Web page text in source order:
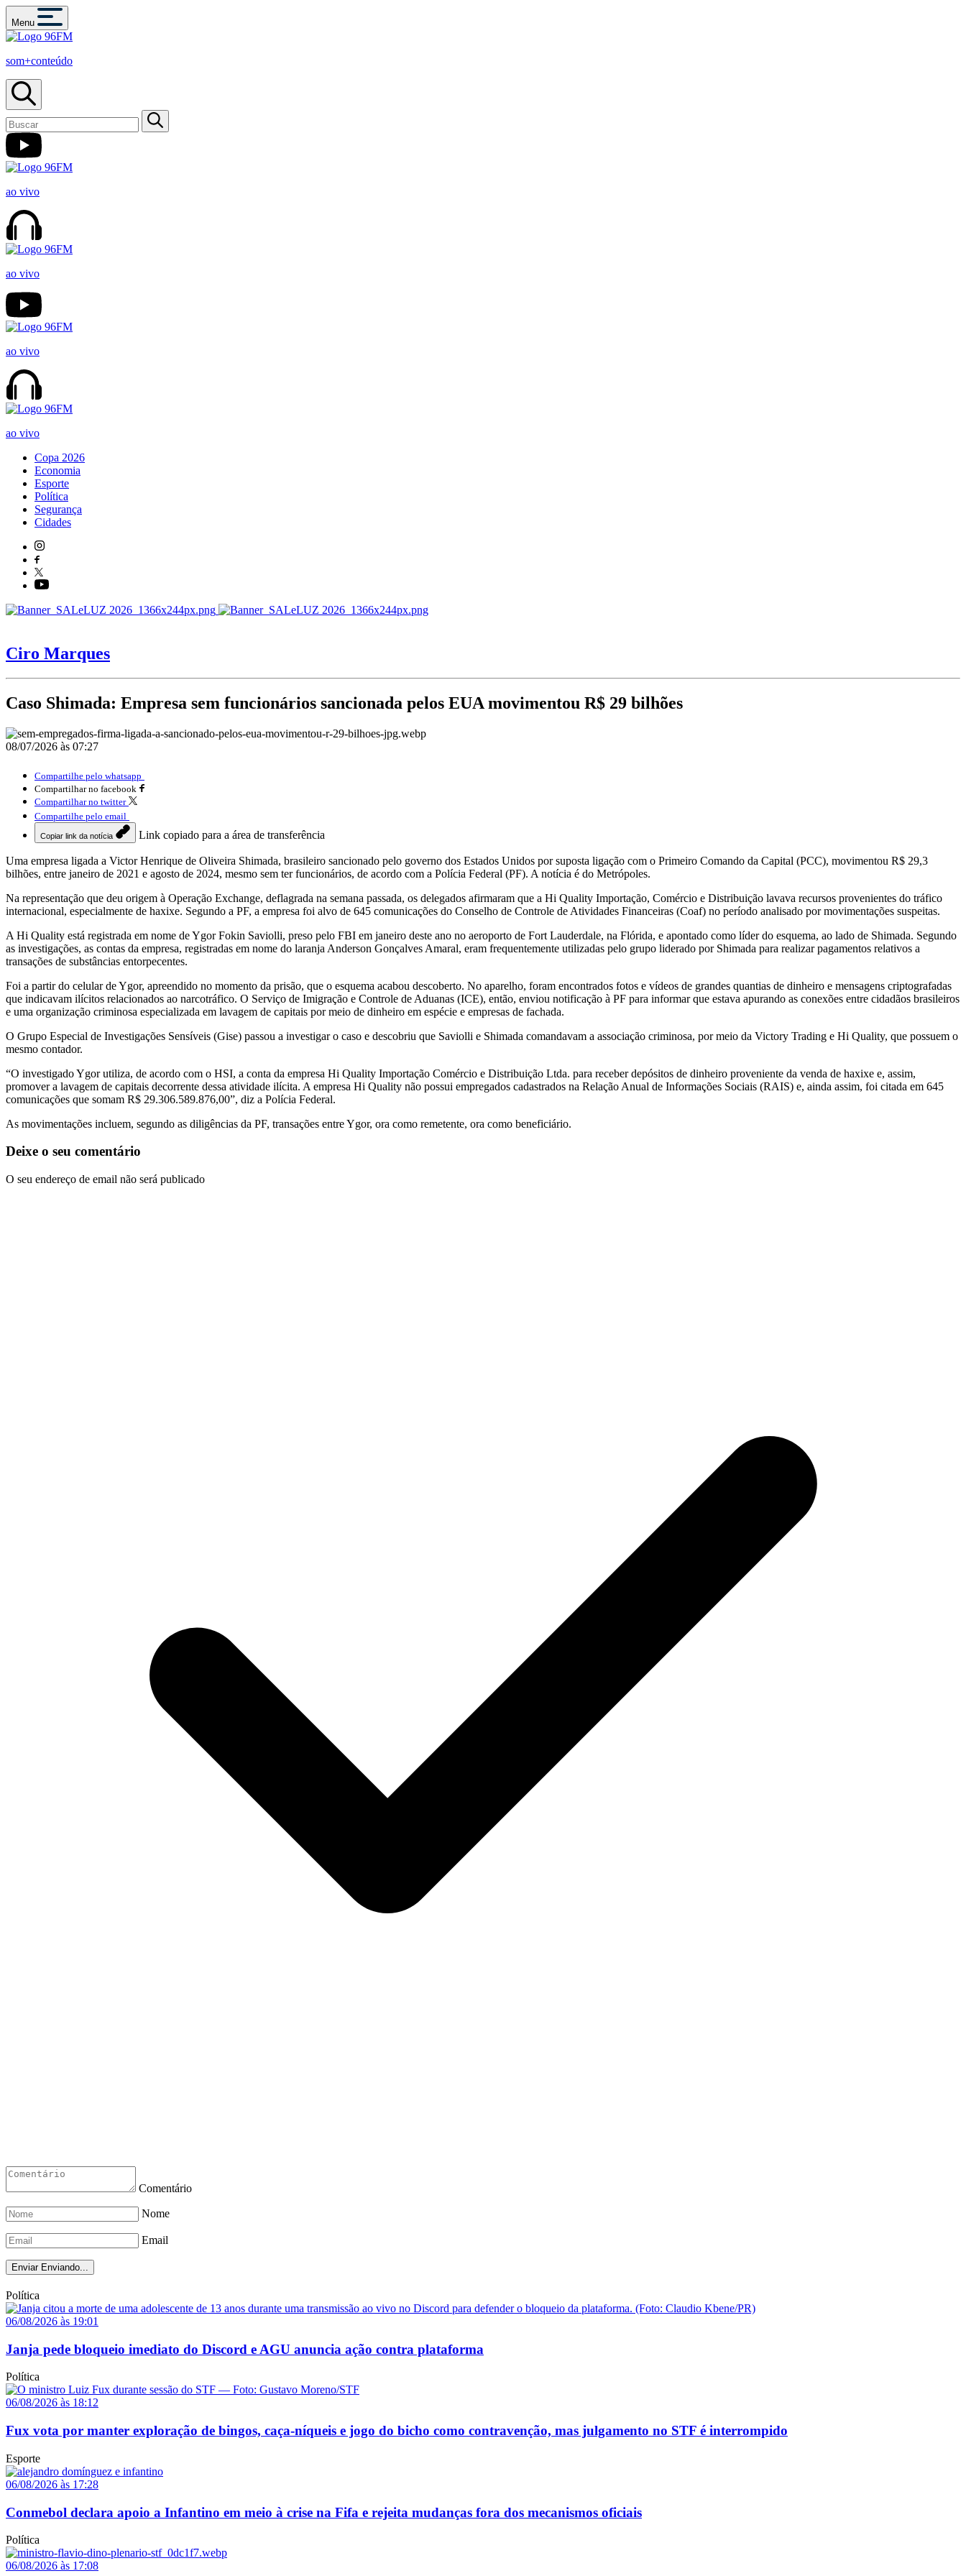
Menu
som+conteúdo
ao vivo
ao vivo
ao vivo
ao vivo
Copa 2026
Economia
Esporte
Política
Segurança
Cidades
Ciro Marques
Caso Shimada: Empresa sem funcionários sancionada pelos EUA movimentou R$ 29 bilhões
08/07/2026 às 07:27
Compartilhe pelo whatsapp
Compartilhar no facebook
Compartilhar no twitter
Compartilhe pelo email
Copiar link da notícia Link copiado para a área de transferência
Uma empresa ligada a Victor Henrique de Oliveira Shimada, brasileiro sancionado pelo governo dos Estados Unidos por suposta ligação com o Primeiro Comando da Capital (PCC), movimentou R$ 29,3
bilhões, entre janeiro de 2021 e agosto de 2024, mesmo sem ter funcionários, de acordo com a Polícia Federal (PF). A notícia é do Metrópoles.
Na representação que deu origem à Operação Exchange, deflagrada na semana passada, os delegados afirmaram que a Hi Quality Importação, Comércio e Distribuição lavava recursos provenientes do tráfico
internacional, especialmente de haxixe. Segundo a PF, a empresa foi alvo de 645 comunicações do Conselho de Controle de Atividades Financeiras (Coaf) no período analisado por movimentações suspeitas.
A Hi Quality está registrada em nome de Ygor Fokin Saviolli, preso pelo FBI em janeiro deste ano no aeroporto de Fort Lauderdale, na Flórida, e apontado como líder do esquema, ao lado de Shimada. Segundo
as investigações, as contas da empresa, registradas em nome do laranja Anderson Gonçalves Amaral, eram frequentemente utilizadas pelo grupo liderado por Shimada para realizar pagamentos relativos a
transações de substâncias entorpecentes.
Foi a partir do celular de Ygor, apreendido no momento da prisão, que o esquema acabou descoberto. No aparelho, foram encontrados fotos e vídeos de grandes quantias de dinheiro e mensagens criptografadas
que indicavam ilícitos relacionados ao narcotráfico. O Serviço de Imigração e Controle de Aduanas (ICE), então, enviou notificação à PF para informar que estava apurando as conexões entre cidadãos brasileiros
e uma organização criminosa especializada em lavagem de capitais por meio de dinheiro em espécie e empresas de fachada.
O Grupo Especial de Investigações Sensíveis (Gise) passou a investigar o caso e descobriu que Saviolli e Shimada comandavam a associação criminosa, por meio da Victory Trading e Hi Quality, que possuem o
mesmo contador.
“O investigado Ygor utiliza, de acordo com o HSI, a conta da empresa Hi Quality Importação Comércio e Distribuição Ltda. para receber depósitos de dinheiro proveniente da venda de haxixe e, assim,
promover a lavagem de capitais decorrente dessa atividade ilícita. A empresa Hi Quality não possui empregados cadastrados na Relação Anual de Informações Sociais (RAIS) e, ainda assim, foi citada em 645
comunicações que somam R$ 29.306.589.876,00”, diz a Polícia Federal.
As movimentações incluem, segundo as diligências da PF, transações entre Ygor, ora como remetente, ora como beneficiário.
Deixe o seu comentário
O seu endereço de email não será publicado
Comentário
Nome
Email
Enviar Enviando...
Política
06/08/2026 às 19:01
Janja pede bloqueio imediato do Discord e AGU anuncia ação contra plataforma
Política
06/08/2026 às 18:12
Fux vota por manter exploração de bingos, caça-níqueis e jogo do bicho como contravenção, mas julgamento no STF é interrompido
Esporte
06/08/2026 às 17:28
Conmebol declara apoio a Infantino em meio à crise na Fifa e rejeita mudanças fora dos mecanismos oficiais
Política
06/08/2026 às 17:08